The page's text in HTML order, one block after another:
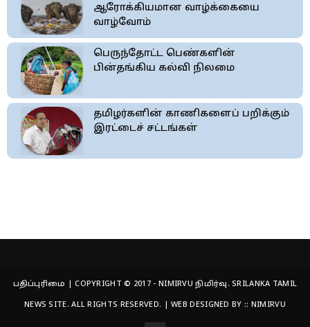
ஆரோக்கியமான வாழ்க்கையை
வாழ்வோம்
பெருந்தோட்ட பெண்களின்
பின்தங்கிய கல்வி நிலமை
தமிழர்களின் காணிகளைப் பறிக்கும்
இரட்டைச் சட்டங்கள்
பதிப்புரிமை | COPYRIGHT © 2017 - NIMIRVU நிமிர்வு. SRILANKA TAMIL
NEWS SITE. ALL RIGHTS RESERVED. | WEB DESIGNED BY :: NIMIRVU